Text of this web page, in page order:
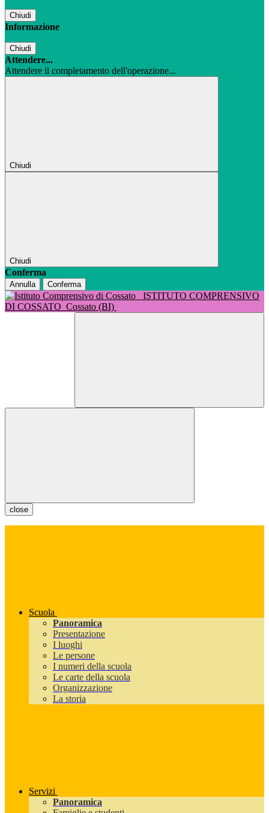
Chiudi
Informazione
Chiudi
Attendere...
Attendere il completamento dell'operazione...
Chiudi
Chiudi
Conferma
Annulla Conferma
ISTITUTO COMPRENSIVO
DI COSSATO Cossato (BI)
close
Scuola
Panoramica
Presentazione
I luoghi
Le persone
I numeri della scuola
Le carte della scuola
Organizzazione
La storia
Servizi
Panoramica